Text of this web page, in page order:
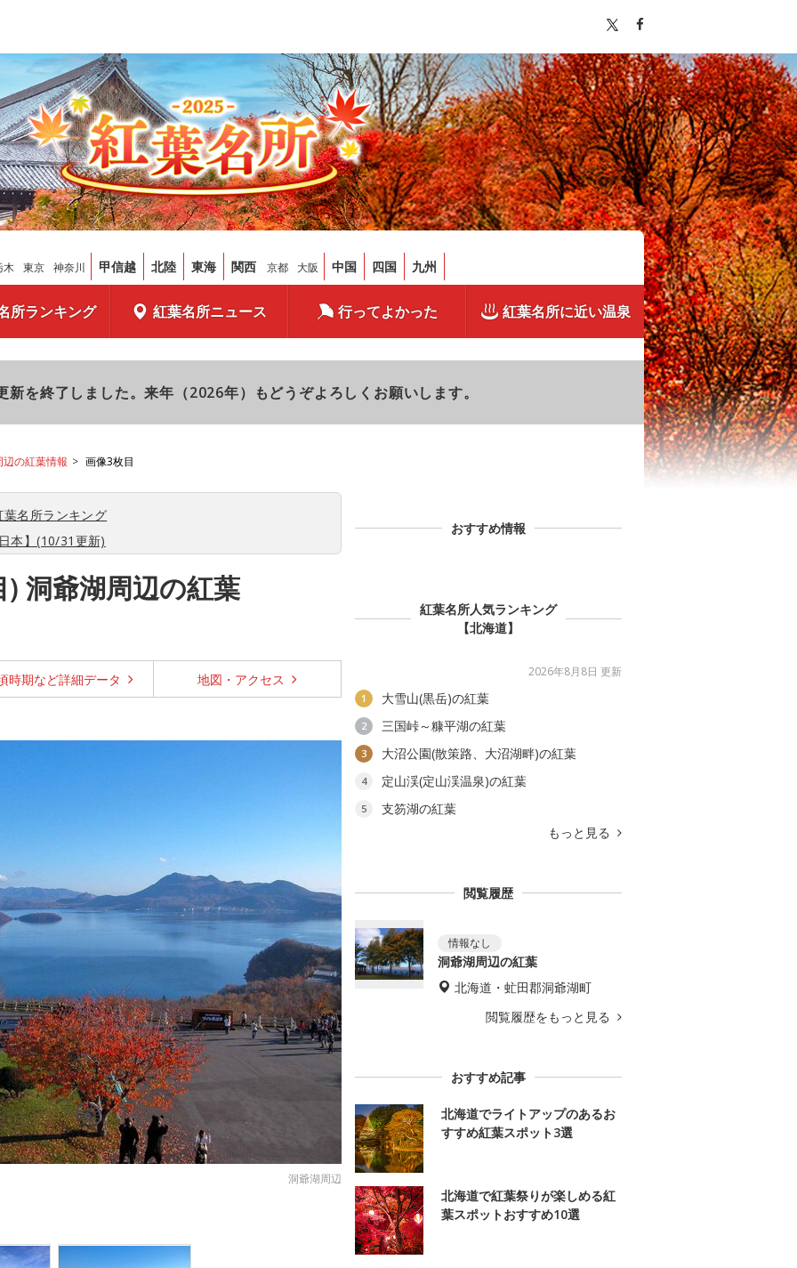
木 東京 神奈川 甲信越 北陸 東海 関西 京都 大阪 中国 四国 九州
所ランキング 紅葉名所ニュース 行ってよかった 紅葉名所に近い温泉
新を終了しました。来年（2026年）もどうぞよろしくお願いします。
辺の紅葉情報 画像3枚目
名所ランキング
本】(10/31更新)
洞爺湖周辺の紅葉
時期など詳細データ 地図・ アクセス
洞爺湖周辺
おすすめ情報
紅葉名所人気ランキング
【北海道】
2026年8月8日 更新
1 大雪山(黒岳)の紅葉
2 三国峠～糠平湖の紅葉
3 大沼公園(散策路、大沼湖畔)の紅葉
4 定山渓(定山渓温泉)の紅葉
5
支笏湖の紅葉
もっと見る
閲覧履歴
洞爺湖周辺の紅葉
北海道・虻田郡洞爺湖町
閲覧履歴をもっと見る
おすすめ記事
北海道でライトアップのあるお
すすめ紅葉スポット3選
北海道で紅葉祭りが楽しめる紅
葉スポットおすすめ10選